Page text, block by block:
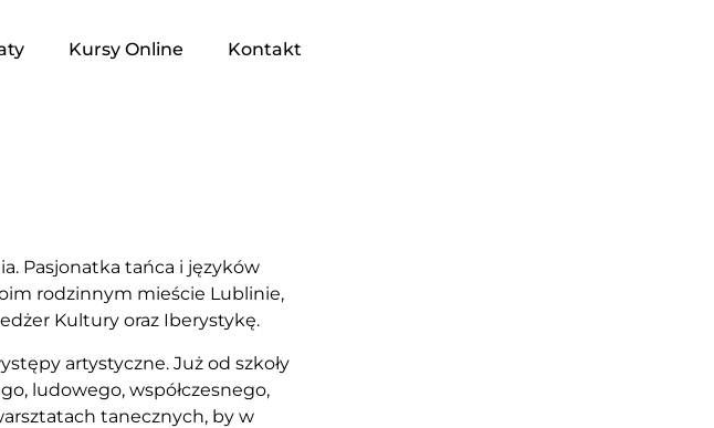
Kursy Online Kontakt
Pasjonatka tańca i języków
rodzinnym mieście Lublinie,
Kultury oraz Iberystykę.
artystyczne. Już od szkoły
ludowego, współczesnego,
tanecznych, by w